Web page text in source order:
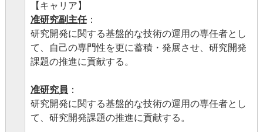
【キャリア】
准研究副主任：
研究開発に関する基盤的な技術の運用の専任者とし
て、自己の専門性を更に蓄積・発展させ、研究開発
課題の推進に貢献する。
准研究員 ：
研究開発に関する基盤的な技術の運用の専任者とし
て、研究開発課題の推進に貢献する。